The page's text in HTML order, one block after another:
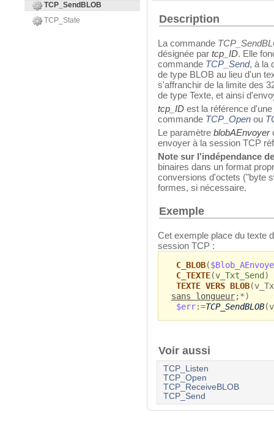
TCP_SendBLOB
TCP_State
Description
La commande
désignée par tcp_ID. Elle
commande TCP_Send, à la
de type BLOB au lieu d'un
s'affranchir de la limite des
de type Texte, et ainsi
tcp_ID est la référence
commande TCP_Open ou
Le paramètre blobAEnvoyer
envoyer à la session TCP
Note sur l'indépendance
binaires dans un format
conversions d'octets ("byte
formes, si nécessaire.
Exemple
Cet exemple place du texte
session TCP :
C_BLOB(
C_TEXTE(v_Txt_Send)
TEXTE VERS BLOB
sans longueur;*)
$err:=TCP_SendBLOB
Voir aussi
TCP_Listen
TCP_Open
TCP_ReceiveBLOB
TCP_Send